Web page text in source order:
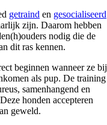
getraind en gesocialiseerd
zijn. Daarom hebben
nodig die de
dit ras kennen.
beginnen wanneer ze bij
als pup. De training
samenhangend en
honden accepteren
geweld.